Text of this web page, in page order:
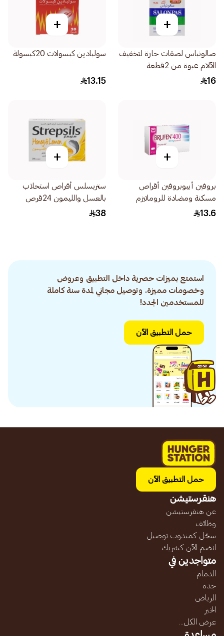
+
صالونباس لصقات حارة لتخفيف
الآلام عبوة من 2قطعة
16
+
سولبادين كبسولات 20كبسولة
13.15
+
بروفين أيبوبروفين أقراص
مسكنة ومضادة للروماتيزم
400ملجم 30اقراص
13.6
+
ستربسلس أقراص استحلاب
بالعسل والليمون 24قرص
38
استمتع بميزات حصرية داخل التطبيق وعروض
وخصومات مميزة. وتوصيل مجاني لمدة سنة كاملة
للمستخدمين الجدد!
حمل التطبيق الآن
حمل التطبيق الآن
هنقرستيشن
عن هنقرستيشن
وظائف
سجّل كمندوب توصيل
انضم الآن كشريك
متواجدين في
الدمام
جده
الرياض
الخبر
عرض الكل...